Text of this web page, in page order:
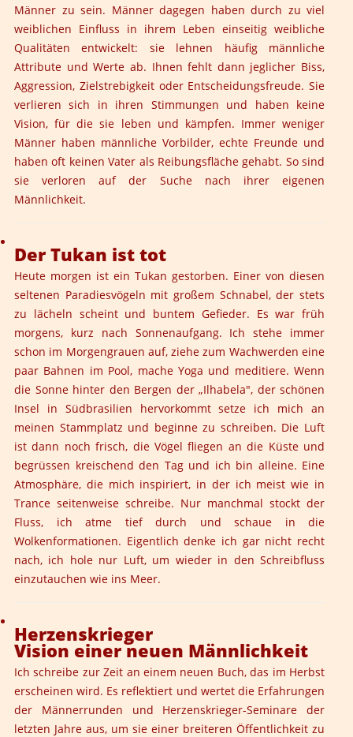
Männer zu sein. Männer dagegen haben durch zu viel
weiblichen Einfluss in ihrem Leben einseitig weibliche
Qualitäten entwickelt: sie lehnen häufig männliche
Attribute und Werte ab. Ihnen fehlt dann jeglicher Biss,
Aggression, Zielstrebigkeit oder Entscheidungsfreude. Sie
verlieren sich in ihren Stimmungen und haben keine
Vision, für die sie leben und kämpfen. Immer weniger
Männer haben männliche Vorbilder, echte Freunde und
haben oft keinen Vater als Reibungsfläche gehabt. So sind
sie verloren auf der Suche nach ihrer eigenen
Männlichkeit.
Der Tukan ist tot
Heute morgen ist ein Tukan gestorben. Einer von diesen
seltenen Paradiesvögeln mit großem Schnabel, der stets
zu lächeln scheint und buntem Gefieder. Es war früh
morgens, kurz nach Sonnenaufgang. Ich stehe immer
schon im Morgengrauen auf, ziehe zum Wachwerden eine
paar Bahnen im Pool, mache Yoga und meditiere. Wenn
die Sonne hinter den Bergen der „Ilhabela", der schönen
Insel in Südbrasilien hervorkommt setze ich mich an
meinen Stammplatz und beginne zu schreiben. Die Luft
ist dann noch frisch, die Vögel fliegen an die Küste und
begrüssen kreischend den Tag und ich bin alleine. Eine
Atmosphäre, die mich inspiriert, in der ich meist wie in
Trance seitenweise schreibe. Nur manchmal stockt der
Fluss, ich atme tief durch und schaue in die
Wolkenformationen. Eigentlich denke ich gar nicht recht
nach, ich hole nur Luft, um wieder in den Schreibfluss
einzutauchen wie ins Meer.
Herzenskrieger
Vision einer neuen Männlichkeit
Ich schreibe zur Zeit an einem neuen Buch, das im Herbst
erscheinen wird. Es reflektiert und wertet die Erfahrungen
der Männerrunden und Herzenskrieger-Seminare der
letzten Jahre aus, um sie einer breiteren Öffentlichkeit zu